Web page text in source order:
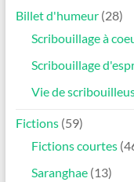
Billet d'humeur(28)
Scribouillage à
Scribouillage
Vie de
Fictions(59)
Fictions courtes
Saranghae(13)